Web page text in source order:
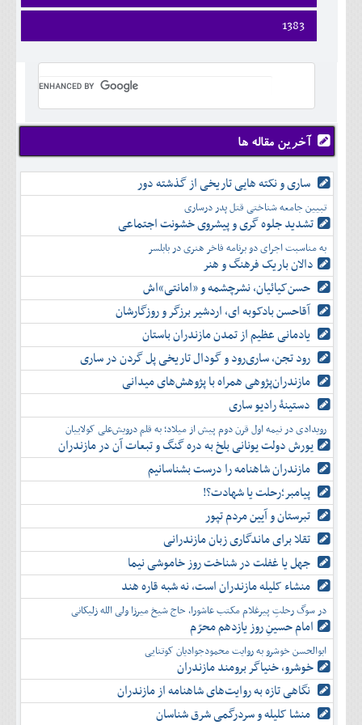
اسفند
دی
بهمن
آبان
آذر
دی
بهمن
شهريور
مهر
آبان
آذر
تير
مرداد
شهريور
مهر
دی
بهمن
اسفند
ارديبهشت
خرداد
تير
مرداد
آبان
آذر
دی
بهمن
اسفند
فروردين
ارديبهشت
خرداد
شهريور
مهر
آبان
آذر
دی
بهمن
اسفند
1383
فروردين
تير
مرداد
شهريور
مهر
آبان
آذر
دی
بهمن
اسفند
آخرین مقاله ها
ساری و نکته هایی تاریخی از گذشته دور
تبیین جامعه شناختی قتل پدر درساری
تشدید جلوه‌ گری و پیشروی خشونت اجتماعی
به مناسبت اجرای دو برنامه فاخر هنری در بابلسر
دالان باریک فرهنگ و هنر
حسن‌کیائیان، نشرچشمه و «امانتی»اش
آقاحسن بادکوبه ای، اردشیر برزگر و روزگارشان
یادمانی عظیم از تمدن مازندران باستان
رود تجن، ساری‌رود و گودال تاریخی پل گردن در ساری
مازندران‌پژوهی همراه با پژوهش‌های میدانی
دستینۀ رادیو ساری
رویدادی در نیمه اول قرن دوم پیش از میلاد؛ به قلم درویش‌علی کولاییان
یورش دولت یونانی بلخ به دره گنگ و تبعات آن در مازندران
مازندران شاهنامه را درست بشناسانیم
پیامبر؛رحلت یا شهادت؟!
تبرستان و آیین مردم تپور
تقلا برای ماندگاری زبان مازندرانی
جهل یا غفلت در شناخت روز خاموشی نیما
منشاء کلیله مازندران است، نه شبه قاره هند
در سوگ رحلتِ پیرغلام مکتب عاشورا، حاج شیخ میرزا ولی الله زلیکانی
امام حسینِ روز یازدهم محرّم
ابوالحسن خوشرو به روایت محمودجوادیان کوتنایی
خوشرو، خنياگر برومند مازندران
نگاهی تازه به روایت‌های شاهنامه از مازندران
منشا کلیله و سردرگمی شرق شناسان